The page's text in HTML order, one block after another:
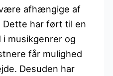
afhængige af
Dette har ført til en
musikgenrer og
får mulighed
Desuden har